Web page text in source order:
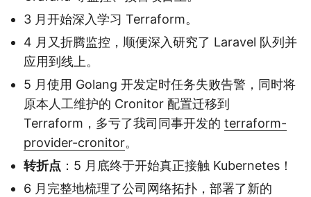
3 月开始深入学习 Terraform。
4 月又折腾监控，顺便深入研究了 Laravel 队列并
应用到线上。
5 月使用 Golang 开发定时任务失败告警，同时将
原本人工维护的 Cronitor 配置迁移到
Terraform，多亏了我司同事开发的 terraform-
provider-cronitor。
转折点 ：5 月底终于开始真正接触 Kubernetes！
6 月完整地梳理了公司网络拓扑，部署了新的